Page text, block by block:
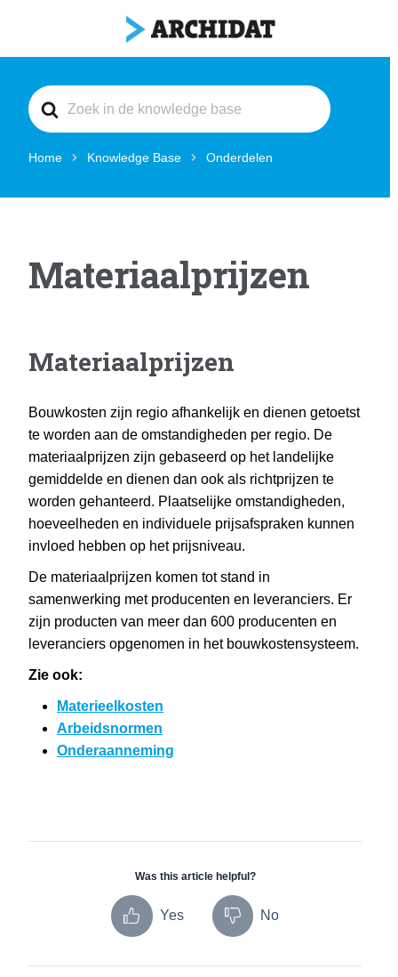
Search
For
Home Knowledge Base Onderdelen
Materiaalprijzen
Materiaalprijzen
Bouwkosten zijn regio afhankelijk en dienen getoetst
te worden aan de omstandigheden per regio. De
materiaalprijzen zijn gebaseerd op het landelijke
gemiddelde en dienen dan ook als richtprijzen te
worden gehanteerd. Plaatselijke omstandigheden,
hoeveelheden en individuele prijsafspraken kunnen
invloed hebben op het prijsniveau.
De materiaalprijzen komen tot stand in
samenwerking met producenten en leveranciers. Er
zijn producten van meer dan 600 producenten en
leveranciers opgenomen in het bouwkostensysteem.
Zie ook:
Materieelkosten
Arbeidsnormen
Onderaanneming
Was this article helpful?
Yes No